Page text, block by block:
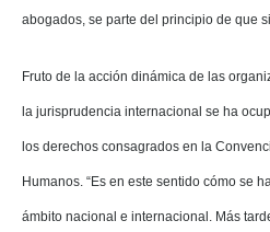
abogados, se parte del principio de que
Fruto de la acción dinámica de las
la jurisprudencia internacional se ha
los derechos consagrados en la
Humanos. “Es en este sentido cómo se
ámbito nacional e internacional. Más